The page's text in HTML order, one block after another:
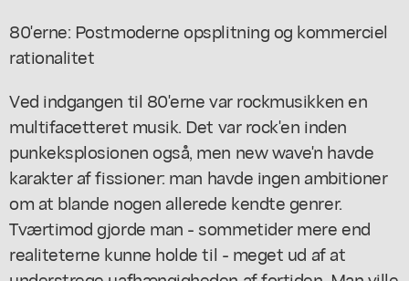
80'erne: Postmoderne opsplitning og kommerciel
rationalitet
Ved indgangen til 80'erne var rockmusikken en
multifacetteret musik. Det var rock'en inden
punkeksplosionen også, men new wave'n havde
karakter af fissioner: man havde ingen ambitioner
om at blande nogen allerede kendte genrer.
Tværtimod gjorde man - sommetider mere end
realiteterne kunne holde til - meget ud af at